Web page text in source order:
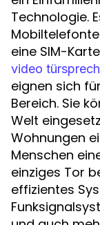
Technologie.
eine SIM-
video
eignen sich
Bereich. Sie
Welt
Wohnungen
Menschen
einziges Tor
effizientes